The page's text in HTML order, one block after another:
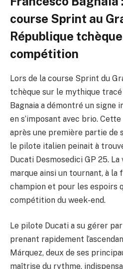
course Sprint au
République
compétition
Lors de la course Sprint du
tchèque sur le mythique tracé
Bagnaia a démontré un signe
en s’imposant avec brio.
après une première partie de
le pilote italien peinait à
Ducati Desmosedici GP 25.
marque ainsi un tournant, à la
champion et pour les espoirs
compétition du week-end.
Le pilote Ducati a su gérer
prenant rapidement
Márquez, deux de ses
maîtrise du rythme,